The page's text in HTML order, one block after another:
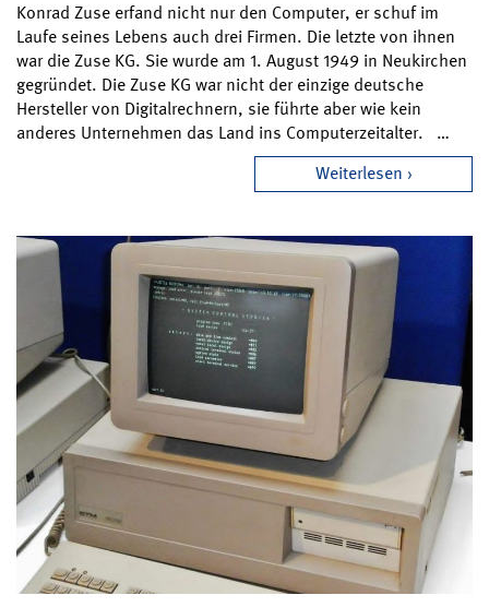
Konrad Zuse erfand nicht nur den Computer, er schuf im
Laufe seines Lebens auch drei Firmen. Die letzte von ihnen
war die Zuse KG. Sie wurde am 1. August 1949 in Neukirchen
gegründet. Die Zuse KG war nicht der einzige deutsche
Hersteller von Digitalrechnern, sie führte aber wie kein
anderes Unternehmen das Land ins Computerzeitalter. …
Weiterlesen